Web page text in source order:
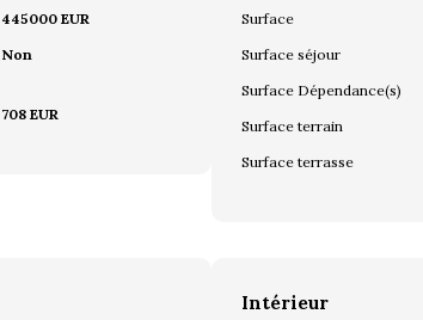
445000 EUR
Non
708 EUR
Surface
Surface séjour
Surface Dépendance(s)
Surface terrain
Surface terrasse
Intérieur